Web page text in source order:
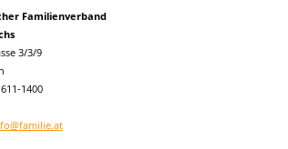
Familienverband
3/3/9
1400